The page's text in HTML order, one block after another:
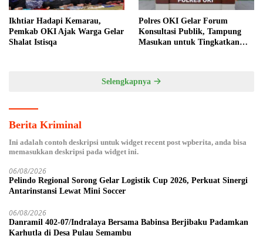
Ikhtiar Hadapi Kemarau,
Pemkab OKI Ajak Warga Gelar
Shalat Istisqa
Polres OKI Gelar Forum
Konsultasi Publik, Tampung
Masukan untuk Tingkatkan
Selengkapnya
Berita Kriminal
Ini adalah contoh deskripsi untuk widget recent post wpberita, anda bisa
memasukkan deskripsi pada widget ini.
06/08/2026
Pelindo Regional Sorong Gelar Logistik Cup 2026, Perkuat Sinergi
Antarinstansi Lewat Mini Soccer
06/08/2026
Danramil 402-07/Indralaya Bersama Babinsa Berjibaku Padamkan
Karhutla di Desa Pulau Semambu